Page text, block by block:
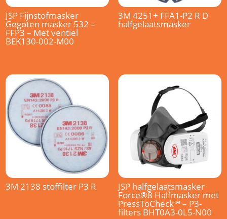
JSP Fijnstofmasker
Gegoten masker 532 –
FFP3 – Met ventiel
BEK130-002-M00
3M 4251+ FFA1-P2 R D
halfgelaatsmasker
3M 2138 stoffilter P3 R JSP halfgelaatsmasker
Force®8 Halfmasker met
PressToCheck™ – P3-
filters BHT0A3-0L5-N00